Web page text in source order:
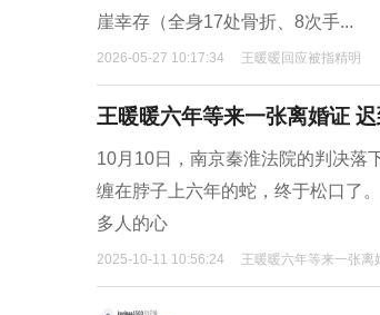
崖幸存（全身17处骨折、8次手...
2026-05-27 10:17:34 王暖暖回应被指精明
王暖暖六年等来一张离婚证
10月10日，南京秦淮法院的判决
缠在脖子上六年的蛇，终于松口了
多人的心
2025-10-11 10:56:24 王暖暖六年等来一张离